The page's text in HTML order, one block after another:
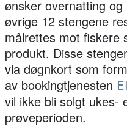
ønsker overnatting
øvrige 12 stengene
målrettes mot fiskere
produkt. Disse
via døgnkort som
av bookingtjenesten
vil ikke bli solgt ukes-
prøveperioden.